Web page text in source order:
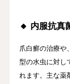
🔸 内服抗真
爪白癬の治療や
型の水虫に対し
れます。主な薬